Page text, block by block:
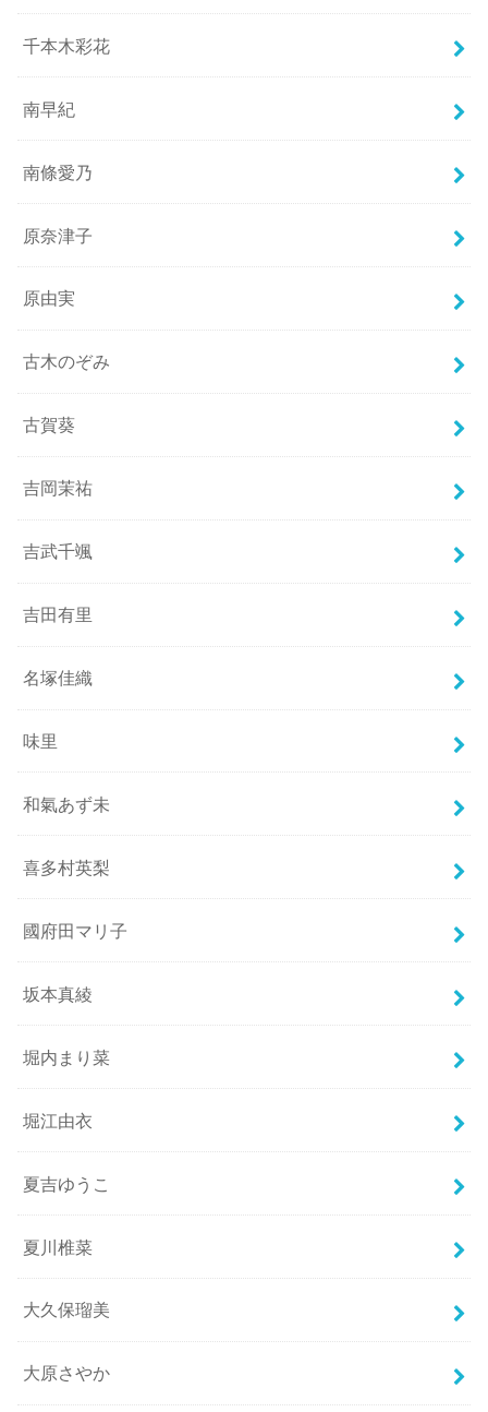
千本木彩花
南早紀
南條愛乃
原奈津子
原由実
古木のぞみ
古賀葵
吉岡茉祐
吉武千颯
吉田有里
名塚佳織
味里
和氣あず未
喜多村英梨
國府田マリ子
坂本真綾
堀内まり菜
堀江由衣
夏吉ゆうこ
夏川椎菜
大久保瑠美
大原さやか